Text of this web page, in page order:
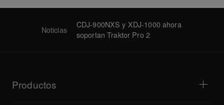
Noticias
CDJ-900NXS y XDJ-1000 ahora
soportan Traktor Pro 2
Productos